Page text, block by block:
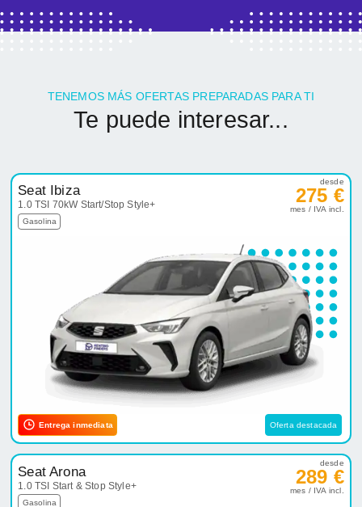
TENEMOS MÁS OFERTAS PREPARADAS PARA TI
Te puede interesar...
Seat Ibiza
1.0 TSI 70kW Start/Stop Style+
Gasolina
desde
275 €
mes / IVA incl.
Entrega inmediata Oferta destacada
Seat Arona
1.0 TSI Start & Stop Style+
Gasolina
desde
289 €
mes / IVA incl.